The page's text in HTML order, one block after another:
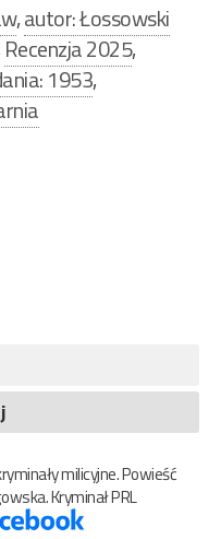
,autor: Łossowski
Recenzja 2025,
1953,
milicyjne. Powieść
Kryminał PRL